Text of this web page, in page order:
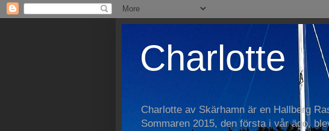
Charlotte
Charlotte av Skärhamn är en Hallberg
Sommaren 2015, den första i vår ägo,